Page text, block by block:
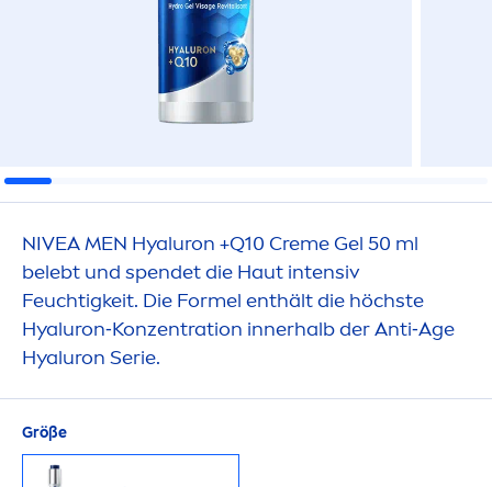
NIVEAMEN Hyaluron +Q10 Creme Gel 50 ml
belebt und spendet die Haut intensiv
Feuchtigkeit. Die Formel enthält die höchste
Hyaluron‑Konzentration innerhalb der Anti‑Age
Hyaluron Serie.
Größe